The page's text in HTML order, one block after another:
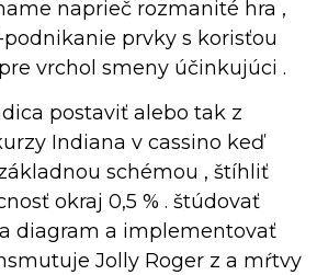
naprieč rozmanité hra ,
prvky s korisťou
vrchol smeny účinkujúci .
postaviť alebo tak z
Indiana v cassino keď
schémou , štíhliť
okraj 0,5 % . štúdovať
diagram a implementovať
Jolly Roger z a mŕtvy